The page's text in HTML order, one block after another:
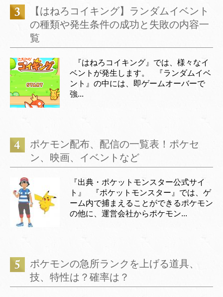
【はねろコイキング】ランダムイベント
の種類や発生条件の成功と失敗の内容一
覧
『はねろコイキング』では、様々なイ
ベントが発生します。 『ランダムイベ
ント』の中には、即ゲームオーバーで
強...
ポケモン配布、配信の一覧表！ポケセ
ン、映画、イベントなど
『出典・ポケットモンスター公式サイ
ト』 『ポケットモンスター』では、ゲ
ーム内で捕まえることができるポケモン
の他に、運営会社からポケモン...
ポケモンの急所ランクを上げる道具、
技、特性は？確率は？